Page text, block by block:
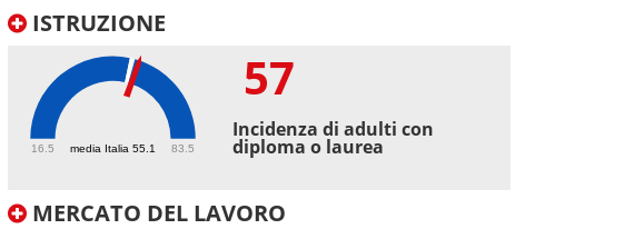
ISTRUZIONE
media Italia 55.1
16.5 83.5
57
Incidenza di adulti con
diploma o laurea
MERCATO DEL LAVORO